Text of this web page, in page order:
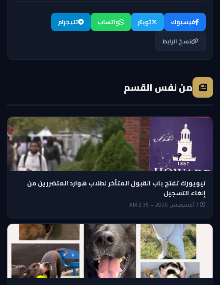
فيسبوك تويتر واتساب
تليجرام
نسخ الرابط
من نفس القسم
نيويورك تفتح باب القبول المتأخر لطلاب هوارد المتضررين من
إلغاء التسجيل